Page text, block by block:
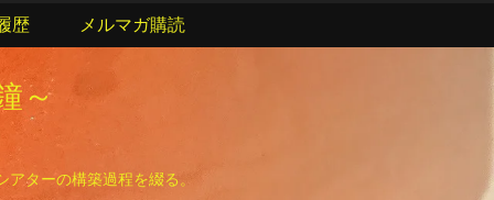
～
ターの構築過程を綴る。
歴 メルマガ購読